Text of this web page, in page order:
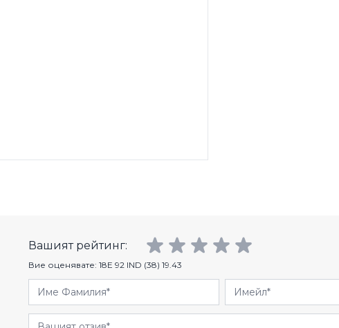
Вашият рейтинг:
Вие оценявате: 18E 92 IND (38) 19.43
Име Фамилия Имейл
Отзиви